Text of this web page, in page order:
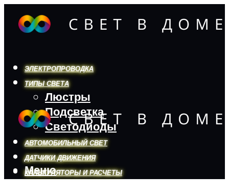
ЭЛЕКТРОПРОВОДКА
ТИПЫ СВЕТА
Люстры
Подсветка
Светодиоды
АВТОМОБИЛЬНЫЙ СВЕТ
ДАТЧИКИ ДВИЖЕНИЯ
КАЛЬКУЛЯТОРЫ И РАСЧЕТЫ
Меню